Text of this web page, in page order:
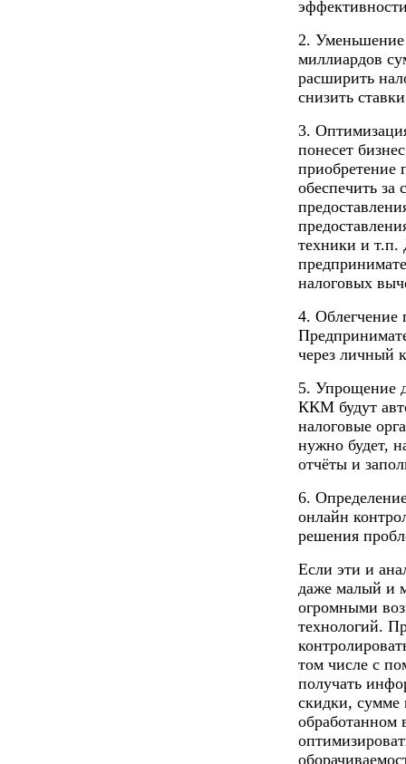
2. Уменьшение
миллиардов
расширить
снизить
3.
понесет
приобретение
обеспечить за
техники и т.п.
налоговых
4.
через личный
5. Упрощение
ККМ будут
налоговые
нужно будет,
отчёты и
6.
онлайн
решения
Если эти и
даже малый и
огромными
технологий.
том числе с
получать
скидки, сумме
обработанном